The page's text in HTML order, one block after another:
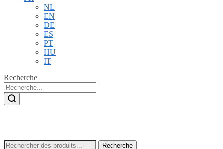
NL
EN
DE
ES
PT
HU
IT
Recherche
Recherche
Recherche